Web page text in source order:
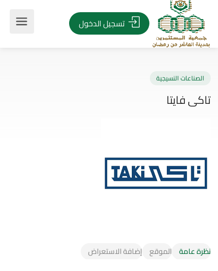
تسجيل الدخول
فايتا
نظرة عامة الموقع إضافة الاستعراض